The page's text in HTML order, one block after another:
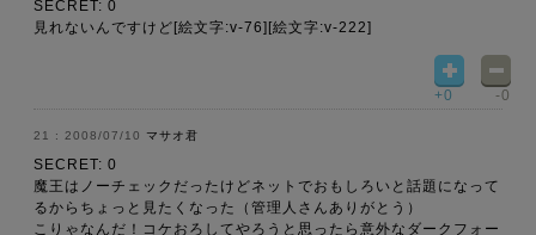
SECRET: 0
見れないんですけど[絵文字:v-76][絵文字:v-222]
+0 -0
2008/07/10 マサオ君
SECRET: 0
魔王はノーチェックだったけどネットでおもしろいと話題になって
るからちょっと見たくなった（管理人さんありがとう）
こりゃなんだ！コケおろしてやろうと思ったら意外なダークフォー